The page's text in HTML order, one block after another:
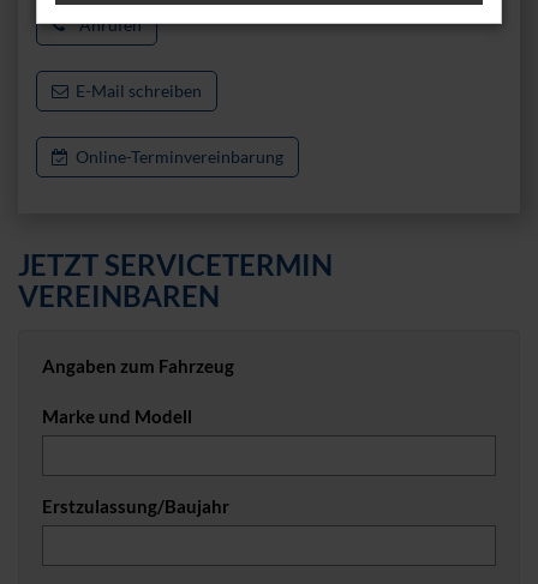
Anrufen
E-Mail schreiben
Online-Terminvereinbarung
JETZT SERVICETERMIN
VEREINBAREN
Angaben zum Fahrzeug
Marke und Modell
Erstzulassung/Baujahr